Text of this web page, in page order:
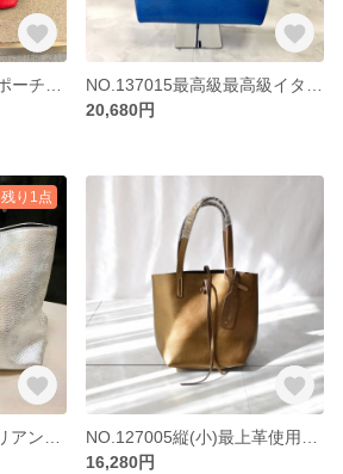
20,680円
残り1点
16,280円